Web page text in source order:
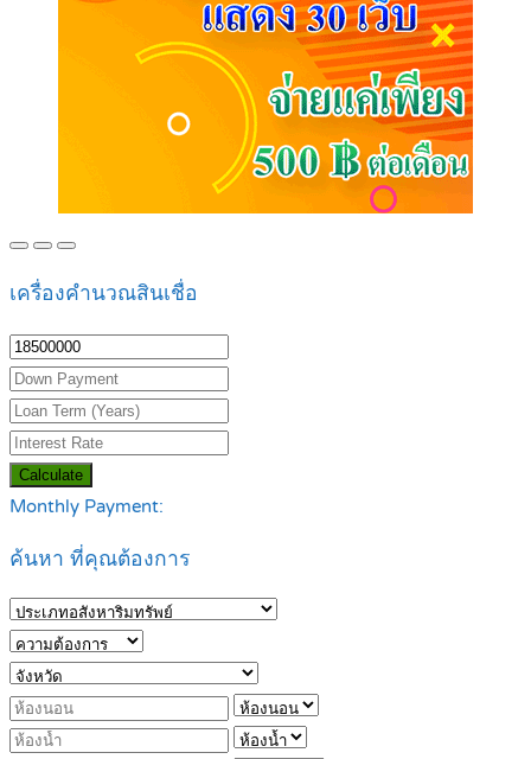
เครื่องคำนวณสินเชื่อ
Calculate
Monthly Payment:
ค้นหา ที่คุณต้องการ